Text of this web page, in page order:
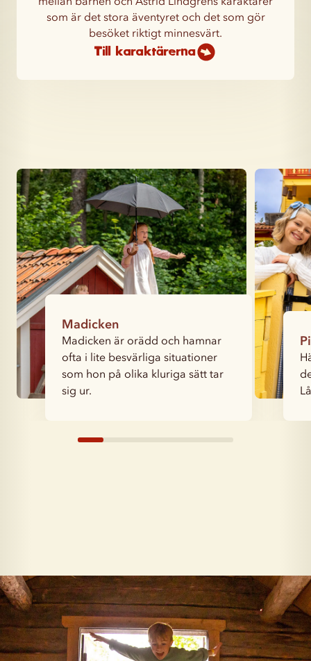
som är det stora äventyret och det som gör
besöket riktigt minnesvärt.
Till karaktärerna
Madicken
Madicken är orädd och hamnar
ofta i lite besvärliga situationer
som hon på olika kluriga sätt tar
sig ur.